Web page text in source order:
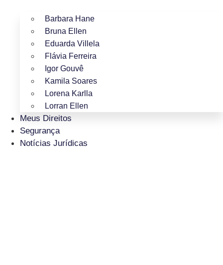
Barbara Hane
Bruna Ellen
Eduarda Villela
Flávia Ferreira
Igor Gouvê
Kamila Soares
Lorena Karlla
Lorran Ellen
Meus Direitos
Segurança
Notícias Jurídicas